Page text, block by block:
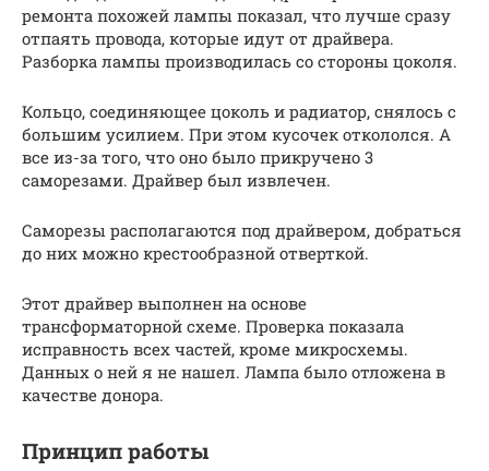
ремонта похожей лампы показал, что лучше сразу
отпаять провода, которые идут от драйвера.
Разборка лампы производилась со стороны цоколя.
Кольцо, соединяющее цоколь и радиатор, снялось с
большим усилием. При этом кусочек откололся. А
все из-за того, что оно было прикручено 3
саморезами. Драйвер был извлечен.
Саморезы располагаются под драйвером, добраться
до них можно крестообразной отверткой.
Этот драйвер выполнен на основе
трансформаторной схеме. Проверка показала
исправность всех частей, кроме микросхемы.
Данных о ней я не нашел. Лампа было отложена в
качестве донора.
Принцип работы